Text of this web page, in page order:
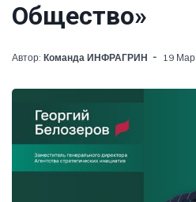
Общество»
Автор: Команда ИНФРАГРИН 19